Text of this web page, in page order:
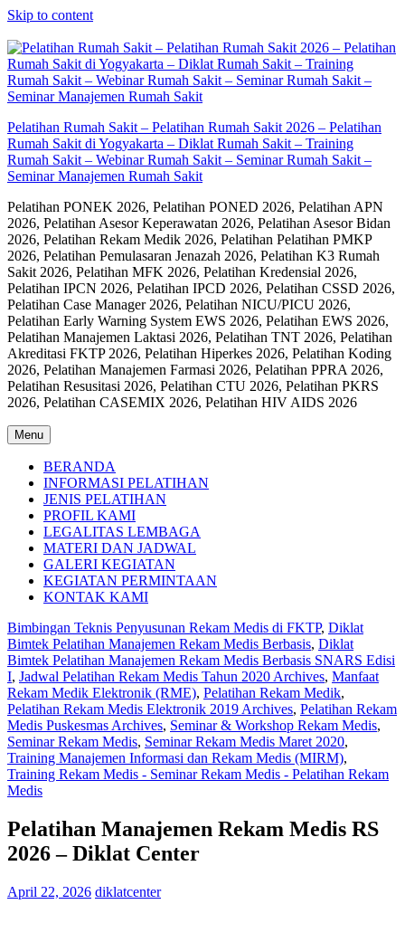
Skip to content
Pelatihan Rumah Sakit – Pelatihan Rumah Sakit 2026 – Pelatihan
Rumah Sakit di Yogyakarta – Diklat Rumah Sakit – Training
Rumah Sakit – Webinar Rumah Sakit – Seminar Rumah Sakit –
Seminar Manajemen Rumah Sakit
Pelatihan PONEK 2026, Pelatihan PONED 2026, Pelatihan APN
2026, Pelatihan Asesor Keperawatan 2026, Pelatihan Asesor Bidan
2026, Pelatihan Rekam Medik 2026, Pelatihan Pelatihan PMKP
2026, Pelatihan Pemulasaran Jenazah 2026, Pelatihan K3 Rumah
Sakit 2026, Pelatihan MFK 2026, Pelatihan Kredensial 2026,
Pelatihan IPCN 2026, Pelatihan IPCD 2026, Pelatihan CSSD 2026,
Pelatihan Case Manager 2026, Pelatihan NICU/PICU 2026,
Pelatihan Early Warning System EWS 2026, Pelatihan EWS 2026,
Pelatihan Manajemen Laktasi 2026, Pelatihan TNT 2026, Pelatihan
Akreditasi FKTP 2026, Pelatihan Hiperkes 2026, Pelatihan Koding
2026, Pelatihan Manajemen Farmasi 2026, Pelatihan PPRA 2026,
Pelatihan Resusitasi 2026, Pelatihan CTU 2026, Pelatihan PKRS
2026, Pelatihan CASEMIX 2026, Pelatihan HIV AIDS 2026
Menu
BERANDA
INFORMASI PELATIHAN
JENIS PELATIHAN
PROFIL KAMI
LEGALITAS LEMBAGA
MATERI DAN JADWAL
GALERI KEGIATAN
KEGIATAN PERMINTAAN
KONTAK KAMI
Bimbingan Teknis Penyusunan Rekam Medis di FKTP, Diklat
Bimtek Pelatihan Manajemen Rekam Medis Berbasis, Diklat
Bimtek Pelatihan Manajemen Rekam Medis Berbasis SNARS Edisi
I, Jadwal Pelatihan Rekam Medis Tahun 2020 Archives, Manfaat
Rekam Medik Elektronik (RME), Pelatihan Rekam Medik,
Pelatihan Rekam Medis Elektronik 2019 Archives, Pelatihan Rekam
Medis Puskesmas Archives, Seminar & Workshop Rekam Medis,
Seminar Rekam Medis, Seminar Rekam Medis Maret 2020,
Training Manajemen Informasi dan Rekam Medis (MIRM),
Training Rekam Medis - Seminar Rekam Medis - Pelatihan Rekam
Medis
Pelatihan Manajemen Rekam Medis RS
2026 – Diklat Center
April 22, 2026 diklatcenter